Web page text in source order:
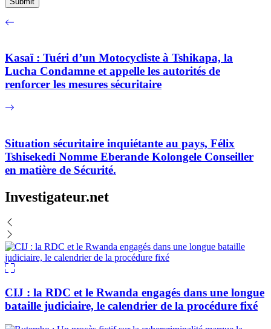
Kasaï : Tuéri d’un Motocycliste à Tshikapa, la
Lucha Condamne et appelle les autorités de
renforcer les mesures sécuritaire
Situation sécuritaire inquiétante au pays, Félix
Tshisekedi Nomme Eberande Kolongele Conseiller
en matière de Sécurité.
Investigateur.net
CIJ : la RDC et le Rwanda engagés dans une longue
bataille judiciaire, le calendrier de la procédure fixé